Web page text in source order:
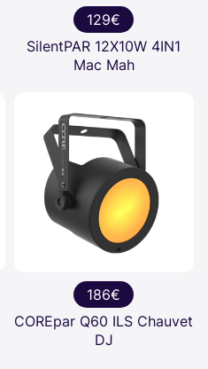
129€
SilentPAR 12X10W 4IN1
Mac Mah
186€
COREpar Q60 ILS Chauvet
DJ